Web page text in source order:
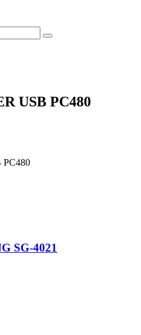
USB PC480
SG-4021